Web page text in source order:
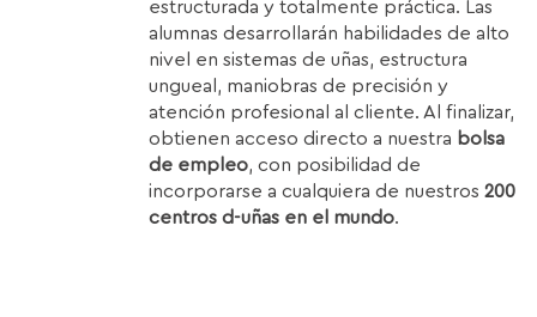
estructurada y totalmente práctica. Las
alumnas desarrollarán habilidades de alto
nivel en sistemas de uñas, estructura
ungueal, maniobras de precisión y
atención profesional al cliente. Al finalizar,
obtienen acceso directo a nuestra bolsa
de empleo, con posibilidad de
incorporarse a cualquiera de nuestros200
centros d-uñas en el mundo.